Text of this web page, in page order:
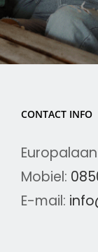
CONTACT INFO
Mobiel:
E-mail: